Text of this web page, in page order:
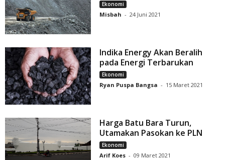
Ekonomi
Misbah - 24 Juni 2021
Indika Energy Akan Beralih
pada Energi Terbarukan
Ekonomi
Ryan Puspa Bangsa - 15 Maret 2021
Harga Batu Bara Turun,
Utamakan Pasokan ke PLN
Ekonomi
Arif Koes - 09 Maret 2021